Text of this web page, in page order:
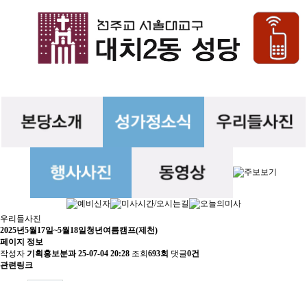
우리들사진
2025년5월17일~5월18일청년여름캠프(제천)
페이지 정보
작성자 기획홍보분과 25-07-04 20:28 조회 693회 댓글0건
관련링크